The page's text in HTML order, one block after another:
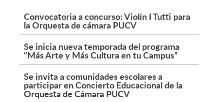
Convocatoria a concurso: Violín I Tutti para
la Orquesta de cámara PUCV
Se inicia nueva temporada del programa
“Más Arte y Más Cultura en tu Campus”
Se invita a comunidades escolares a
participar en Concierto Educacional de la
Orquesta de Cámara PUCV